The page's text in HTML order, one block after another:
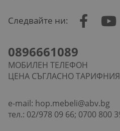
Следвайте ни:
0896661089
МОБИЛЕН ТЕЛЕФОН
ЦЕНА СЪГЛАСНО
e-mail: hop.mebeli@abv.bg
тел.: 02/978 09 66; 0700 800